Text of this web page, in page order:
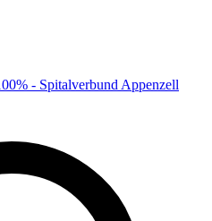
- Spitalverbund Appenzell